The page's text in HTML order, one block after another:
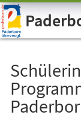
Visuelle
Assistenzsoftware
öffnen.